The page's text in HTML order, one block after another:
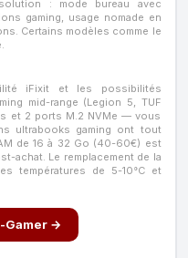
: mode bureau avec
gaming, usage nomade en
Certains modèles comme le
iFixit et les possibilités
mid-range (Legion 5, TUF
et 2 ports M.2 NVMe — vous
ultrabooks gaming ont tout
de 16 à 32 Go (40-60€) est
achat. Le remplacement de la
températures de 5-10°C et
Gamer →